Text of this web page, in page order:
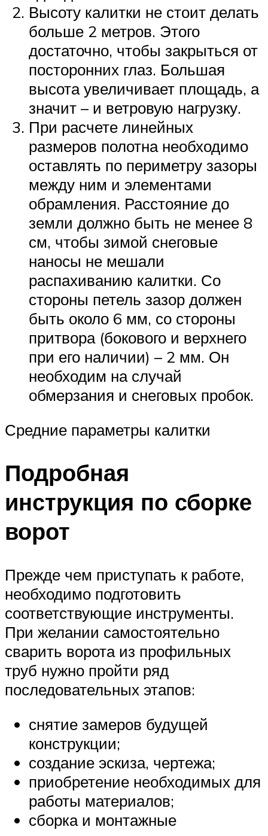
Высоту калитки не стоит делать
больше 2 метров. Этого
достаточно, чтобы закрыться от
посторонних глаз. Большая
высота увеличивает площадь, а
значит – и ветровую нагрузку.
При расчете линейных
размеров полотна необходимо
оставлять по периметру зазоры
между ним и элементами
обрамления. Расстояние до
земли должно быть не менее 8
см, чтобы зимой снеговые
наносы не мешали
распахиванию калитки. Со
стороны петель зазор должен
быть около 6 мм, со стороны
притвора (бокового и верхнего
при его наличии) – 2 мм. Он
необходим на случай
обмерзания и снеговых пробок.
Средние параметры калитки
Подробная
инструкция по сборке
ворот
Прежде чем приступать к работе,
необходимо подготовить
соответствующие инструменты.
При желании самостоятельно
сварить ворота из профильных
труб нужно пройти ряд
последовательных этапов:
снятие замеров будущей
конструкции;
создание эскиза, чертежа;
приобретение необходимых для
работы материалов;
сборка и монтажные